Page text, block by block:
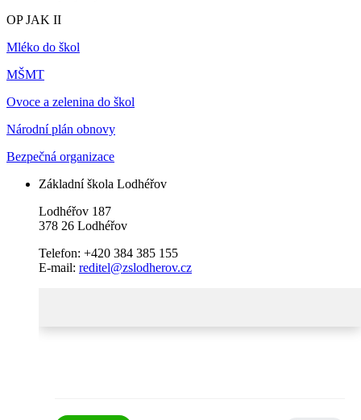
OP JAK II
Mléko do škol
MŠMT
Ovoce a zelenina do škol
Národní plán obnovy
Bezpečná organizace
Základní škola Lodhéřov
Lodhéřov 187
378 26 Lodhéřov
Telefon: +420 384 385 155
E-mail: reditel@zslodherov.cz